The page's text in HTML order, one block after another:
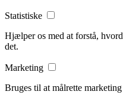
Statistiske
Hjælper os med at forstå,
det.
Marketing
Bruges til at målrette